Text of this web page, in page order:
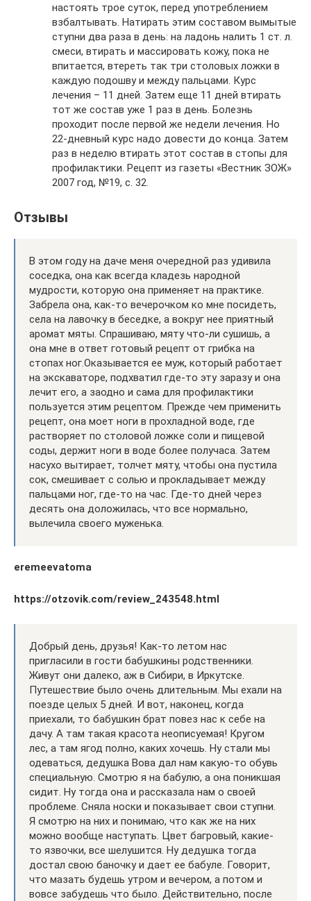
настоять трое суток, перед употреблением
взбалтывать. Натирать этим составом вымытые
ступни два раза в день: на ладонь налить 1 ст. л.
смеси, втирать и массировать кожу, пока не
впитается, втереть так три столовых ложки в
каждую подошву и между пальцами. Курс
лечения – 11 дней. Затем еще 11 дней втирать
тот же состав уже 1 раз в день. Болезнь
проходит после первой же недели лечения. Но
22-дневный курс надо довести до конца. Затем
раз в неделю втирать этот состав в стопы для
профилактики. Рецепт из газеты «Вестник ЗОЖ»
2007 год, №19, с. 32.
Отзывы
В этом году на даче меня очередной раз удивила
соседка, она как всегда кладезь народной
мудрости, которую она применяет на практике.
Забрела она, как-то вечерочком ко мне посидеть,
села на лавочку в беседке, а вокруг нее приятный
аромат мяты. Спрашиваю, мяту что-ли сушишь, а
она мне в ответ готовый рецепт от грибка на
стопах ног.Оказывается ее муж, который работает
на экскаваторе, подхватил где-то эту заразу и она
лечит его, а заодно и сама для профилактики
пользуется этим рецептом. Прежде чем применить
рецепт, она моет ноги в прохладной воде, где
растворяет по столовой ложке соли и пищевой
соды, держит ноги в воде более получаса. Затем
насухо вытирает, толчет мяту, чтобы она пустила
сок, смешивает с солью и прокладывает между
пальцами ног, где-то на час. Где-то дней через
десять она доложилась, что все нормально,
вылечила своего муженька.
eremeevatoma
https://otzovik.com/review_243548.html
Добрый день, друзья! Как-то летом нас
пригласили в гости бабушкины родственники.
Живут они далеко, аж в Сибири, в Иркутске.
Путешествие было очень длительным. Мы ехали на
поезде целых 5 дней. И вот, наконец, когда
приехали, то бабушкин брат повез нас к себе на
дачу. А там такая красота неописуемая! Кругом
лес, а там ягод полно, каких хочешь. Ну стали мы
одеваться, дедушка Вова дал нам какую-то обувь
специальную. Смотрю я на бабулю, а она поникшая
сидит. Ну тогда она и рассказала нам о своей
проблеме. Сняла носки и показывает свои ступни.
Я смотрю на них и понимаю, что как же на них
можно вообще наступать. Цвет багровый, какие-
то язвочки, все шелушится. Ну дедушка тогда
достал свою баночку и дает ее бабуле. Говорит,
что мазать будешь утром и вечером, а потом и
вовсе забудешь что было. Действительно, после